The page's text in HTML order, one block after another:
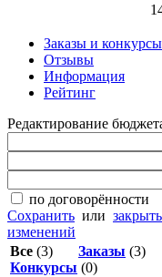
Заказы и конкурсы
Отзывы
Информация
Рейтинг
Редактирование
по договорённости
Сохранить или
изменений
Все (3) Заказы
Конкурсы (0)